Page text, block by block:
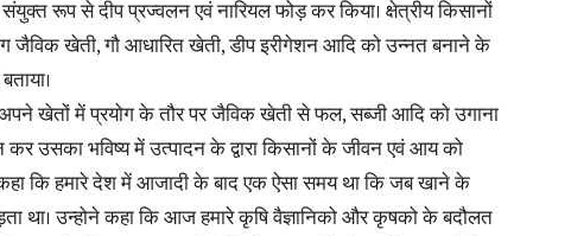
संयुक्त रूप से दीप प्रज्वलन एवं नारियल फोड़ कर किया। क्षेत्रीय किसानों
खेती, गौ आधारित खेती, डीप इरीगेशन आदि को उन्नत बनाने के
खेतों में प्रयोग के तौर पर जैविक खेती से फल, सब्जी आदि को उगाना
उसका भविष्य में उत्पादन के द्वारा किसानों के जीवन एवं आय को
कि हमारे देश में आजादी के बाद एक ऐसा समय था कि जब खाने के
था। उन्होने कहा कि आज हमारे कृषि वैज्ञानिको और कृषको के बदौलत